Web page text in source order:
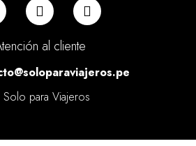
al cliente
para Viajeros